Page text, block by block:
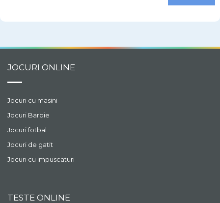
JOCURI ONLINE
Jocuri cu masini
Jocuri Barbie
Jocuri fotbal
Jocuri de gatit
Jocuri cu impuscaturi
TESTE ONLINE